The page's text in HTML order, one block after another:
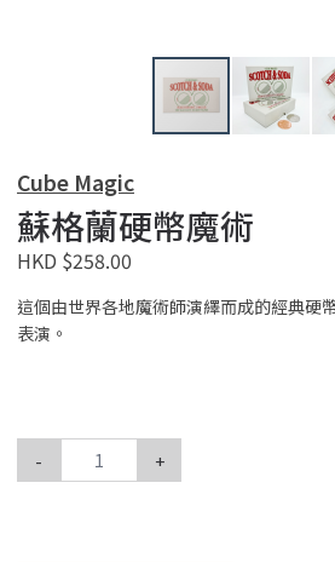
Cube Magic
蘇格蘭硬幣魔術
HKD $258.00
這個由世界各地魔術師演繹而成的經典硬
表演。
- +